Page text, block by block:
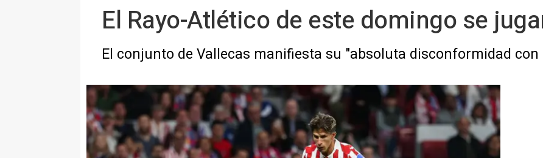
El Rayo-Atlético de este domingo se
El conjunto de Vallecas manifiesta su "absoluta disconformidad